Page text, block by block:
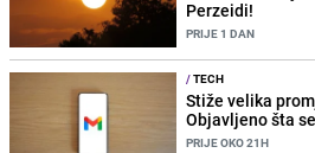
Perzeidi!
PRIJE 1 DAN
/TECH
Stiže velika
Objavljeno šta
PRIJE OKO 21H